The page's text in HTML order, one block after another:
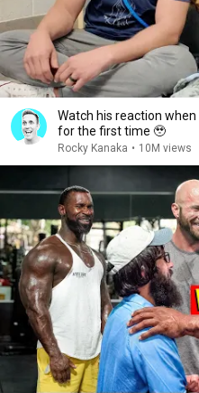
Watch his reaction when
for the first time 🥹
Rocky Kanaka • 10M views